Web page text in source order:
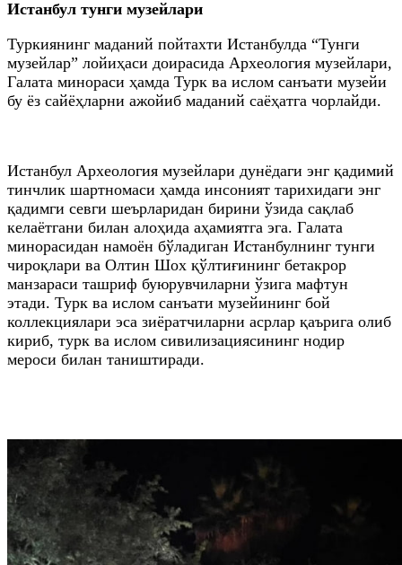
Истанбул тунги музейлари
Туркиянинг маданий пойтахти Истанбулда “Тунги
музейлар” лойиҳаси доирасида Археология музейлари,
Галата минораси ҳамда Турк ва ислом санъати музейи
бу ёз сайёҳларни ажойиб маданий саёҳатга чорлайди.
Истанбул Археология музейлари дунёдаги энг қадимий
тинчлик шартномаси ҳамда инсоният тарихидаги энг
қадимги севги шеърларидан бирини ўзида сақлаб
келаётгани билан алоҳида аҳамиятга эга. Галата
минорасидан намоён бўладиган Истанбулнинг тунги
чироқлари ва Олтин Шох қўлтиғининг бетакрор
манзараси ташриф буюрувчиларни ўзига мафтун
этади. Турк ва ислом санъати музейининг бой
коллекциялари эса зиёратчиларни асрлар қаърига олиб
кириб, турк ва ислом сивилизациясининг нодир
мероси билан таништиради.